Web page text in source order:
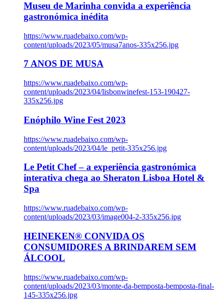
Museu de Marinha convida a experiência
gastronómica inédita
https://www.ruadebaixo.com/wp-
content/uploads/2023/05/musa7anos-335x256.jpg
7 ANOS DE MUSA
https://www.ruadebaixo.com/wp-
content/uploads/2023/04/lisbonwinefest-153-190427-
335x256.jpg
Enóphilo Wine Fest 2023
https://www.ruadebaixo.com/wp-
content/uploads/2023/04/le_petit-335x256.jpg
Le Petit Chef – a experiência gastronómica
interativa chega ao Sheraton Lisboa Hotel &
Spa
https://www.ruadebaixo.com/wp-
content/uploads/2023/03/image004-2-335x256.jpg
HEINEKEN® CONVIDA OS
CONSUMIDORES A BRINDAREM SEM
ÁLCOOL
https://www.ruadebaixo.com/wp-
content/uploads/2023/03/monte-da-bemposta-bemposta-final-
145-335x256.jpg